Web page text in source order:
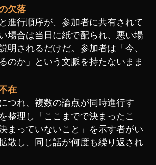
欠落
進行順序が、参加者に共有されて
場合は当日に紙で配られ、悪い場
明されるだけだ。参加者は「今、
のか」という文脈を持たないまま
在
つれ、複数の論点が同時進行す
整理し「ここまでで決まったこ
まっていないこと」を示す者がい
散し、同じ話が何度も繰り返され